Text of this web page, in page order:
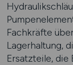
Fachkräfte
Lagerhaltung,
Ersatzteile, die